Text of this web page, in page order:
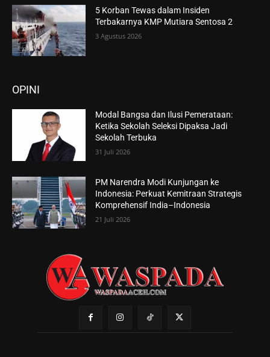
5 Korban Tewas dalam Insiden
Terbakarnya KMP Mutiara Sentosa 2
3 Agustus 2026
OPINI
Modal Bangsa dan Ilusi Pemerataan:
Ketika Sekolah Seleksi Dipaksa Jadi
Sekolah Terbuka
31 Juli 2026
PM Narendra Modi Kunjungan ke
Indonesia: Perkuat Kemitraan Strategis
Komprehensif India–Indonesia
21 Juli 2026